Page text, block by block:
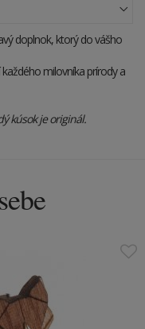
doplnok, ktorý do vášho
milovníka prírody a
kúsok je originál.